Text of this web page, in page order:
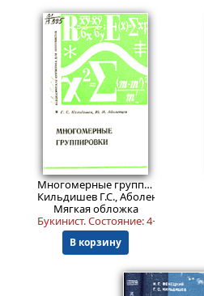
Пред.заказ!
Многомерные группировки
Кильдишев Г.С., Аболенцев Ю.И.
Мягкая обложка
Букинист.Состояние: 4+
В корзину